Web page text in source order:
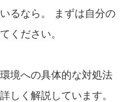
るなら。 まずは自分の
ください。
境への具体的な対処法
しく解説しています。